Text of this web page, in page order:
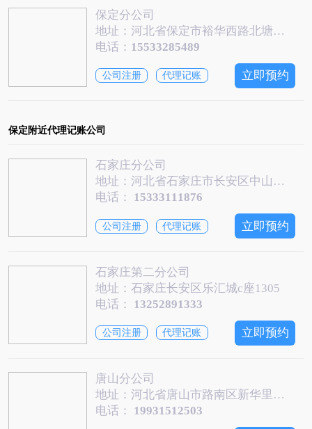
保定分公司
地址：河北省保定市裕华西路北塘胡同侨升大厦406室
电话： 15533285489
公司注册 代理记账 立即预约
保定附近代理记账公司
石家庄分公司
地址：河北省石家庄市长安区中山东路融通财金大厦1812室
电话： 15333111876
公司注册 代理记账 立即预约
石家庄第二分公司
地址：石家庄长安区乐汇城c座1305
电话： 13252891333
公司注册 代理记账 立即预约
唐山分公司
地址：河北省唐山市路南区新华里世博广场建设路20号
电话： 19931512503